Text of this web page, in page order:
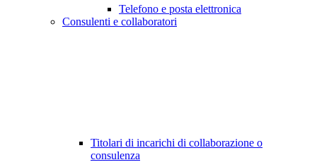
Telefono e posta elettronica
Consulenti e collaboratori
Titolari di incarichi di collaborazione o
consulenza